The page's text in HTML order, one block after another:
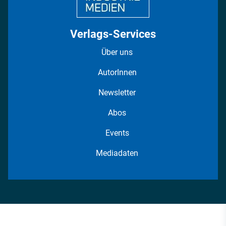
Verlags-Services
Über uns
AutorInnen
Newsletter
Abos
Events
Mediadaten